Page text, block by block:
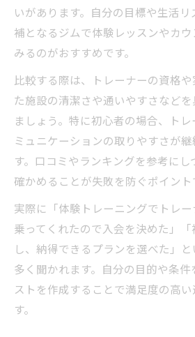
いがあります。自分の目標や生活
補となるジムで体験レッスンやカ
みるのがおすすめです。
比較する際は、トレーナーの資格
た施設の清潔さや通いやすさなど
ましょう。特に初心者の場合、ト
ミュニケーションの取りやすさが
す。口コミやランキングを参考に
確かめることが失敗を防ぐポイント
実際に「体験トレーニングでトレ
乗ってくれたので入会を決めた」
し、納得できるプランを選べた」
多く聞かれます。自分の目的や条件
ストを作成することで満足度の高
す。